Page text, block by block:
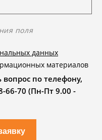
поля
данных
материалов
вопрос по телефону,
66-70 (Пн-Пт 9.00 -